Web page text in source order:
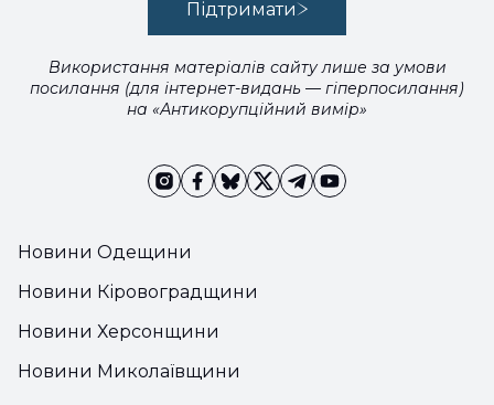
Новини Одещини
Новини Кіровоградщини
Новини Херсонщини
Новини Миколаївщини
Підтримати
Використання матеріалів сайту лише за умови
посилання (для інтернет-видань — гіперпосилання)
на «Антикорупційний вимір»